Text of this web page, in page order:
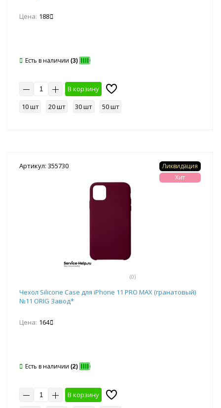
Цена: 188
Есть в наличии (3)
В корзину
10 шт
20 шт 30 шт 50 шт
Артикул: 355730
(0)
Ликвидация
Хит
Чехол Silicone Case для iPhone 11 PRO MAX (гранатовый)
№11 ORIG Завод*
Цена: 164
Есть в наличии (2)
В корзину